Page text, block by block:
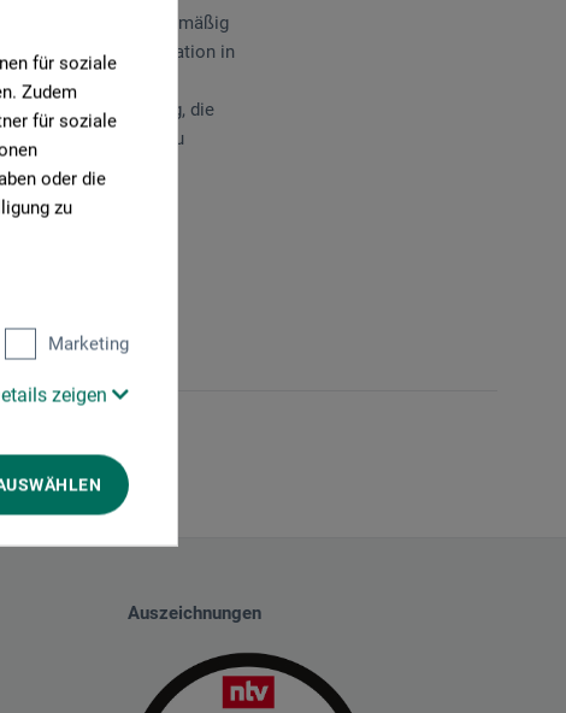
für soziale
Zudem
für soziale
oder die
zu
Marketing
zeigen
und schreibt regelmäßig
für Kommunikation in
der Freiburger
in der Verantwortung, die
und Schülern Mut zu
Auszeichnungen